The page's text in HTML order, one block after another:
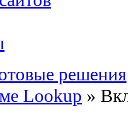
решения
Lookup »